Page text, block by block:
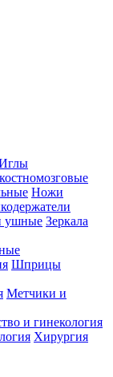
Ножи
ушные Зеркала
Шприцы
Метчики и
и гинекология
Хирургия